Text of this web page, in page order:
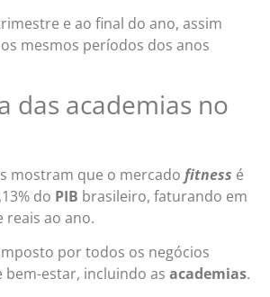
e ao final do ano, assim
mesmos períodos dos anos
das academias no
mostram que o mercado fitness é
do PIB brasileiro, faturando em
reais ao ano.
por todos os negócios
bem-estar, incluindo as academias.